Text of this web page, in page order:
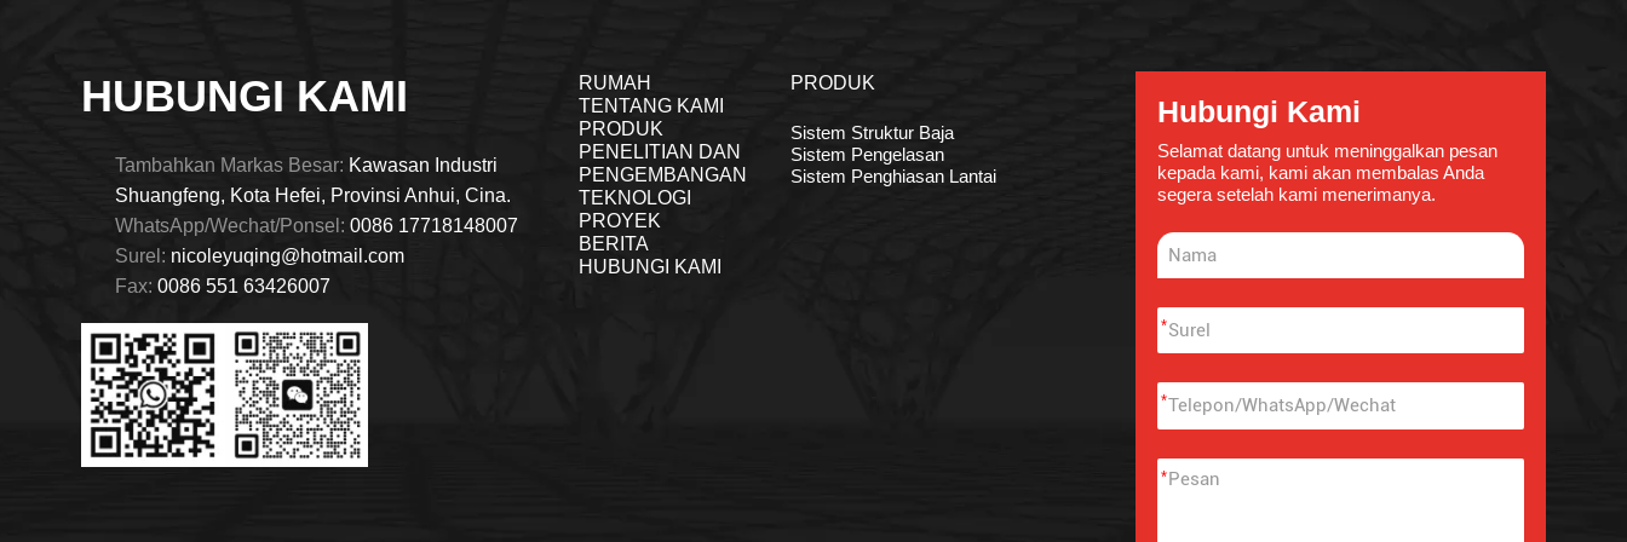
HUBUNGI KAMI
Tambahkan Markas Besar: Kawasan Industri
Shuangfeng, Kota Hefei, Provinsi Anhui, Cina.
WhatsApp/Wechat/Ponsel: 0086 17718148007
Surel: nicoleyuqing@hotmail.com
Fax: 0086 551 63426007
RUMAH
TENTANG KAMI
PRODUK
PENELITIAN DAN
PENGEMBANGAN
TEKNOLOGI
PROYEK
BERITA
HUBUNGI KAMI
PRODUK
Sistem Struktur Baja
Sistem Pengelasan
Sistem Penghiasan Lantai
Hubungi Kami
Selamat datang untuk meninggalkan pesan
kepada kami, kami akan membalas Anda
segera setelah kami menerimanya.
*
*
*